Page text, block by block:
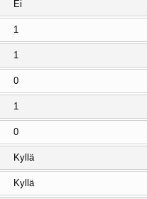
Ei
1
1
0
1
0
Kyllä
Kyllä